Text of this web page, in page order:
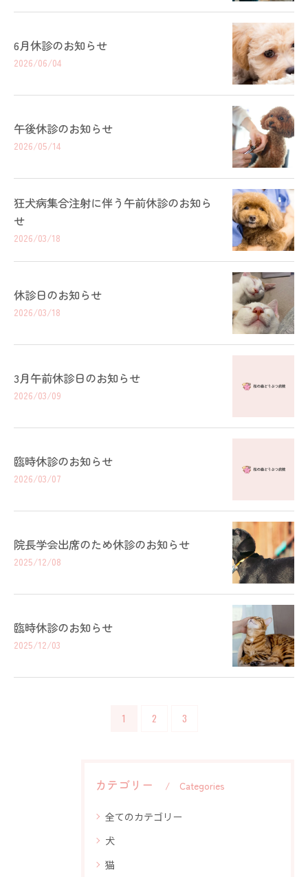
6月休診のお知らせ
2026/06/04
午後休診のお知らせ
2026/05/14
狂犬病集合注射に伴う午前休診のお知ら
せ
2026/03/18
休診日のお知らせ
2026/03/18
3月午前休診日のお知らせ
2026/03/09
臨時休診のお知らせ
2026/03/07
院長学会出席のため休診のお知らせ
2025/12/08
臨時休診のお知らせ
2025/12/03
1 2 3
カテゴリー Categories
全てのカテゴリー
犬
猫